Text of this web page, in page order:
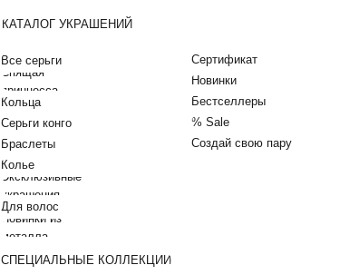
Спящая
принцесса
КАТАЛОГ УКРАШЕНИЙ
Кольца
Все серьги
Серьги конго
Браслеты
Создай свою пару
Колье
Эксклюзивные
украшения
Новинки из
металла
Сертификат
Новинки
Бестселлеры
% Sale
СПЕЦИАЛЬНЫЕ КОЛЛЕКЦИИ
Для волос